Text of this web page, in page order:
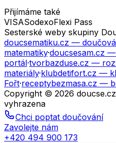
Přijímáme také
VISASodexoFlexi Pass
Sesterské weby skupiny
doucsematiku.cz —
matematiky·doucsesam.cz —
portál·tvorbazduse.cz —
materiály·klubdetifort.cz —
Fořt·receptybezmasa.cz —
Copyright © 2026
vyhrazena
Chci poptat doučování
Zavolejte nám
+420 494 900 173